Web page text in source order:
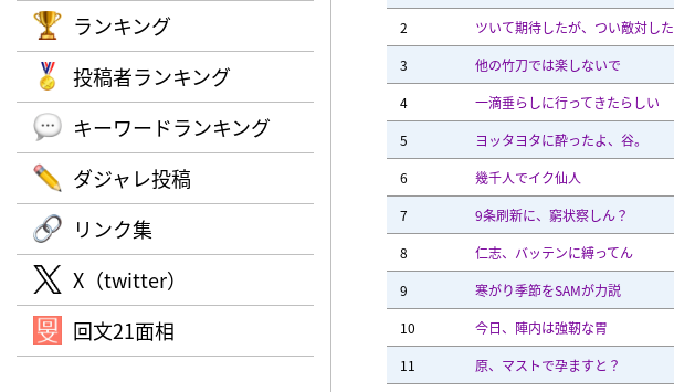
ランキング
投稿者ランキング
キーワードランキング
ダジャレ投稿
リンク集
X（twitter）
回文21面相
2
ツいて期待したが、つい敵対した
3
他の竹刀では楽しないで
4
一滴垂らしに行ってきたらしい
5
ヨッタヨタに酔ったよ、谷。
6
幾千人でイク仙人
7
9条刷新に、窮状察しん？
8
仁志、バッテンに縛ってん
9
寒がり季節をSAMが力説
10
今日、陣内は強靭な胃
11
原、マストで孕ますと？